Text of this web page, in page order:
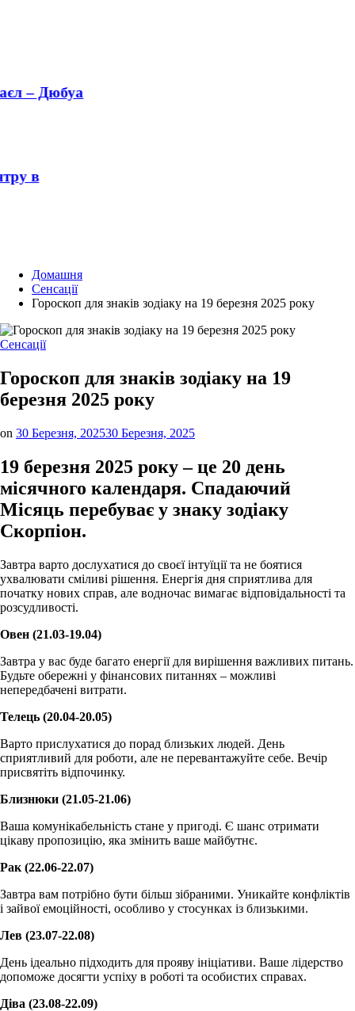
– Дюбуа
в
Домашня
Сенсації
Гороскоп для знаків зодіаку на 19 березня 2025 року
Опублікувати
Сенсації
Гороскоп для знаків зодіаку на 19
березня 2025 року
on 30 Березня, 202530 Березня, 2025
19 березня 2025 року – це 20 день
місячного календаря. Спадаючий
Місяць перебуває у знаку зодіаку
Скорпіон.
Завтра варто дослухатися до своєї інтуїції та не боятися
ухвалювати сміливі рішення. Енергія дня сприятлива для
початку нових справ, але водночас вимагає відповідальності та
розсудливості.
Овен (21.03-19.04)
Завтра у вас буде багато енергії для вирішення важливих питань.
Будьте обережні у фінансових питаннях – можливі
непередбачені витрати.
Телець (20.04-20.05)
Варто прислухатися до порад близьких людей. День
сприятливий для роботи, але не перевантажуйте себе. Вечір
присвятіть відпочинку.
Близнюки (21.05-21.06)
Ваша комунікабельність стане у пригоді. Є шанс отримати
цікаву пропозицію, яка змінить ваше майбутнє.
Рак (22.06-22.07)
Завтра вам потрібно бути більш зібраними. Уникайте конфліктів
і зайвої емоційності, особливо у стосунках із близькими.
Лев (23.07-22.08)
День ідеально підходить для прояву ініціативи. Ваше лідерство
допоможе досягти успіху в роботі та особистих справах.
Діва (23.08-22.09)